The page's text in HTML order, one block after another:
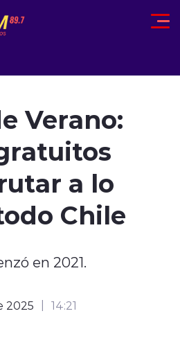
al contenido
Verano:
a lo
Chile
en 2021.
2025 14:21